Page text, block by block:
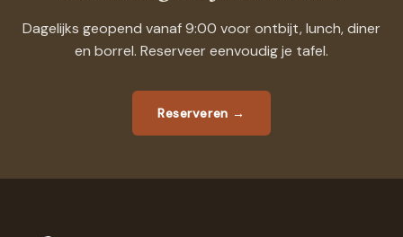
Dagelijks geopend vanaf 9:00 voor ontbijt, lunch, diner
en borrel. Reserveer eenvoudig je tafel.
Reserveren →